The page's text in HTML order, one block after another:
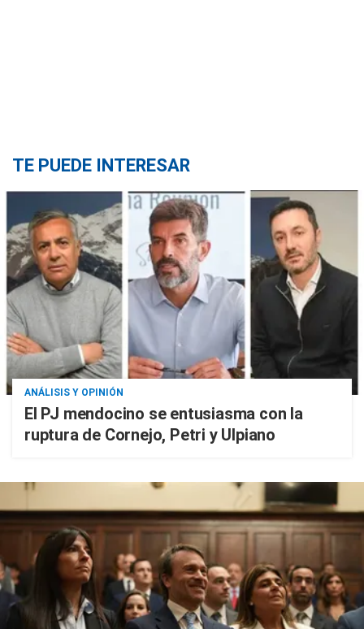
TE PUEDE INTERESAR
ANÁLISIS Y OPINIÓN
El PJ mendocino se entusiasma con la
ruptura de Cornejo, Petri y Ulpiano